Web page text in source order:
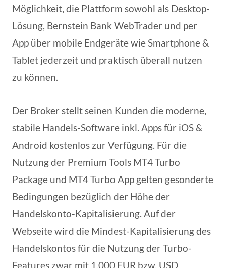
Möglichkeit, die Plattform sowohl als Desktop-
Lösung, Bernstein Bank WebTrader und per
App über mobile Endgeräte wie Smartphone &
Tablet jederzeit und praktisch überall nutzen
zu können.
Der Broker stellt seinen Kunden die moderne,
stabile Handels-Software inkl. Apps für iOS &
Android kostenlos zur Verfügung. Für die
Nutzung der Premium Tools MT4 Turbo
Package und MT4 Turbo App gelten gesonderte
Bedingungen bezüglich der Höhe der
Handelskonto-Kapitalisierung. Auf der
Webseite wird die Mindest-Kapitalisierung des
Handelskontos für die Nutzung der Turbo-
Features zwar mit 1.000 EUR bzw. USD